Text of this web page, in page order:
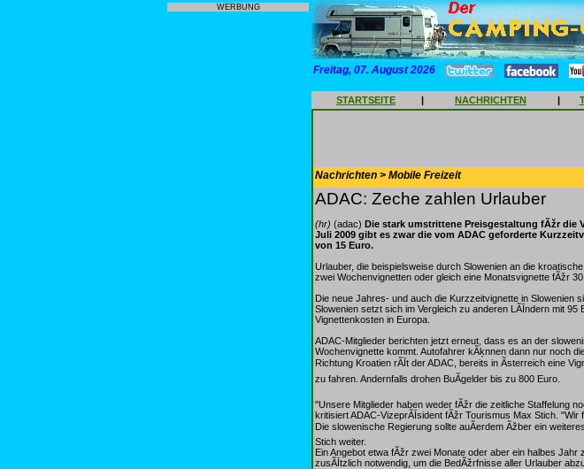
WERBUNG
Freitag, 07. August 2026
STARTSEITE | NACHRICHTEN |
Nachrichten > Mobile Freizeit
ADAC: Zeche zahlen Urlauber
(hr) (adac) Die stark umstrittene Preisgestaltung fÃžr die
Juli 2009 gibt es zwar die vom ADAC geforderte
von 15 Euro.
Urlauber, die beispielsweise durch Slowenien an die
zwei Wochenvignetten oder gleich eine Monatsvignette fÃžr
Die neue Jahres- und auch die Kurzzeitvignette in Slowenien
Slowenien setzt sich im Vergleich zu anderen LÃĪndern mit
Vignettenkosten in Europa.
ADAC-Mitglieder berichten jetzt erneut, dass es an der
Wochenvignette kommt. Autofahrer kÃķnnen dann nur noch
Richtung Kroatien rÃĪt der ADAC, bereits in Ãsterreich eine
zu fahren. Andernfalls drohen BuÃgelder bis zu 800 Euro.
"Unsere Mitglieder haben weder fÃžr die zeitliche Staffelung
kritisiert ADAC-VizeprÃĪsident fÃžr Tourismus Max Stich.
Die slowenische Regierung sollte auÃerdem Ãžber ein
Stich weiter.
Ein Angebot etwa fÃžr zwei Monate oder aber ein halbes
zusÃĪtzlich notwendig, um die BedÃžrfnisse aller Urlauber